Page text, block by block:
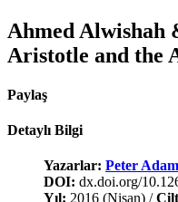
Ahmed Alwishah
Aristotle and the
Paylaş
Detaylı Bilgi
Yazarlar: Peter
DOI: dx.doi.org/
Yıl: 2016 (Nisan) /